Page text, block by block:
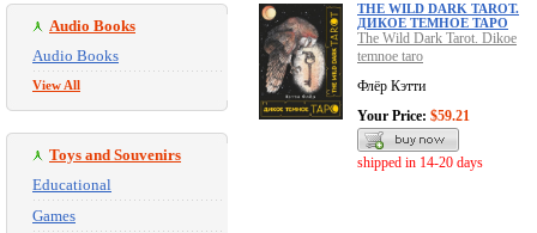
Audio Books
Audio Books
View All
Toys and Souvenirs
Educational
Games
THE WILD DARK TAROT.
ДИКОЕ ТЕМНОЕ ТАРО
The Wild Dark Tarot. Dikoe
temnoe taro
Флёр Кэтти
Your Price: $59.21
shipped in 14-20 days